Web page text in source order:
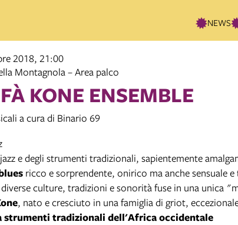
NEWS
2018, 21:00
Montagnola – Area palco
KONE ENSEMBLE
a cura di Binario 69
e degli strumenti tradizionali, sapientemente
ricco e sorprendente, onirico ma anche sensuale
culture, tradizioni e sonorità fuse in una unica
, nato e cresciuto in una famiglia di griot,
strumenti tradizionali dell'Africa occidentale